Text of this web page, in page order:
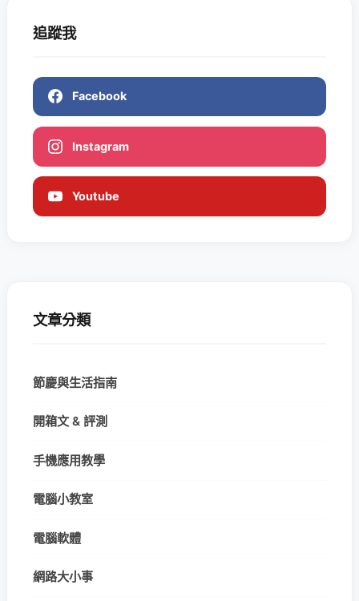
追蹤我
Facebook
Instagram
Youtube
文章分類
節慶與生活指南
開箱文 & 評測
手機應用教學
電腦小教室
電腦軟體
網路大小事